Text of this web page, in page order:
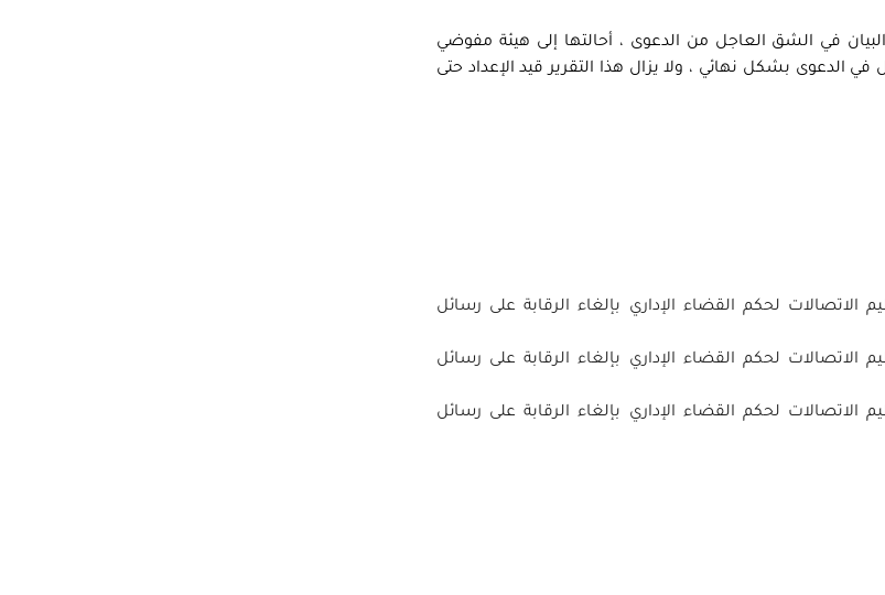
في الشق العاجل من الدعوى ، أحالتها إلى هيئة مفوضي
الدعوى بشكل نهائي ، ولا يزال هذا التقرير قيد الإعداد حتى